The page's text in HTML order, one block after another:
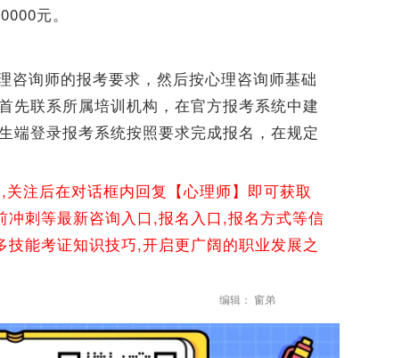
元。
咨询师的报考要求，然后按心理咨询师基础
先联系所属培训机构，在官方报考系统中建
端登录报考系统按照要求完成报名，在规定
注后在对话框内回复【心理师】即可获取
刺等最新咨询入口,报名入口,报名方式等信
能考证知识技巧,开启更广阔的职业发展之
编辑： 窗弟